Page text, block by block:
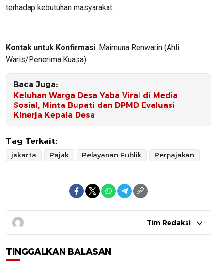
terhadap kebutuhan masyarakat.
Kontak untuk Konfirmasi: Maimuna Renwarin (Ahli
Waris/Penerima Kuasa)
Baca Juga:
Keluhan Warga Desa Yaba Viral di Media
Sosial, Minta Bupati dan DPMD Evaluasi
Kinerja Kepala Desa
Tag Terkait:
jakarta Pajak Pelayanan Publik Perpajakan
Tim Redaksi
TINGGALKAN BALASAN